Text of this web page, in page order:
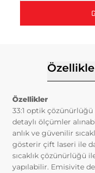
Kok ve Çelik
Kağıt Endustrisi
Adhesion
Fırın sıcaklık
Beton Nem
Smartlink
Air Leak Test
Standardlar
Özellikler
33:1 optik
detaylı ölçümler
anlık ve güvenilir
gösterir çift laseri ile
sıcaklık çözünürlüğü
yapılabilir. Emisivite
ilişkin veriler
eriştiğiniz
ürünler, tercih
2. ÇEREZ
AMAÇLARI
Çerezler,
tarafından
veya ağ
metin
dil ve diğer
dosyaları, siteye
tercihlerinizin
deneyiminizi